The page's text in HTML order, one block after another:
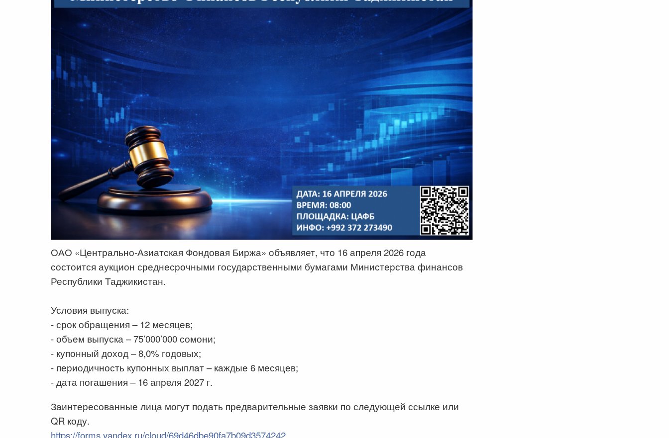
ОАО «Центрально-Азиатская Фондовая Биржа» объявляет, что 16 апреля 2026 года
состоится аукцион среднесрочными государственными бумагами Министерства финансов
Республики Таджикистан.
Условия выпуска:
- срок обращения – 12 месяцев;
- объем выпуска – 75’000’000 сомони;
- купонный доход – 8,0% годовых;
- периодичность купонных выплат – каждые 6 месяцев;
- дата погашения – 16 апреля 2027 г.
Заинтересованные лица могут подать предварительные заявки по следующей ссылке или
QR коду.
https://forms.yandex.ru/cloud/69d46dbe90fa7b09d3574242